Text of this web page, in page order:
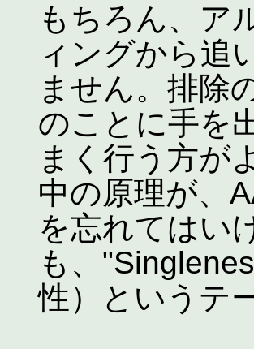
もちろん、ア
ィングから追
ません。排除
のことに手を
まく行う方が
中の原理が、
を忘れてはい
も、
性）というテ